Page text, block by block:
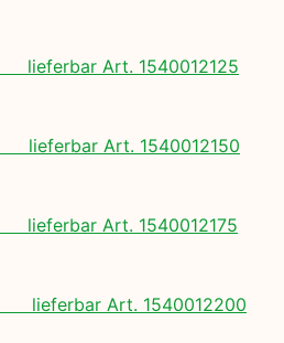
lieferbar Art. 1540012125
lieferbar Art. 1540012150
lieferbar Art. 1540012175
lieferbar Art. 1540012200